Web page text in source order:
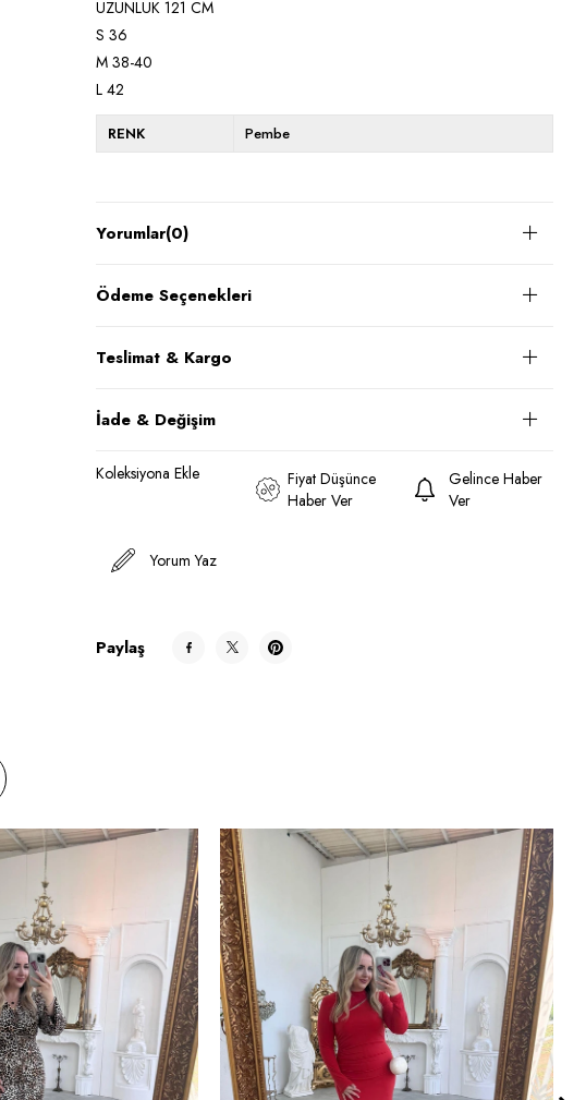
UZUNLUK 121 CM
S 36
M 38-40
L 42
RENK Pembe
Yorumlar(0)
Ödeme Seçenekleri
Teslimat & Kargo
İade & Değişim
Koleksiyona Ekle
Fiyat Düşünce
Haber Ver
Gelince Haber
Ver
Yorum Yaz
Paylaş